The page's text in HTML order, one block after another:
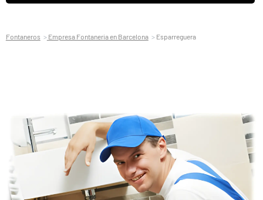
Fontaneros Empresa Fontaneria en Barcelona Esparreguera